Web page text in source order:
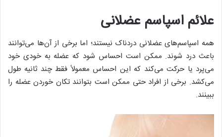
علائم اسپاسم عضلانی
همه اسپاسم‌های عضلانی دردناک نیستند؛ اما برخی از آن‌ها می‌توانند
باعث درد شوند. ممکن است احساس شود که عضله به خودی خود
می‌پرد یا حرکت می‌کند که این احساس معمولاً فقط چند ثانیه طول
می‌کشد. برخی از افراد حتی ممکن است بتوانند تکان خوردن عضله را
ببینند.